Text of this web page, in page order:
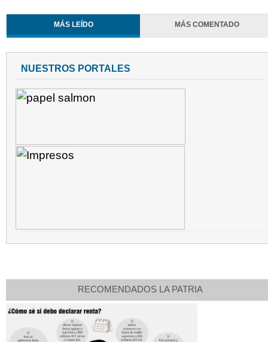
MÁS LEÍDO MÁS COMENTADO
NUESTROS PORTALES
RECOMENDADOS LA PATRIA